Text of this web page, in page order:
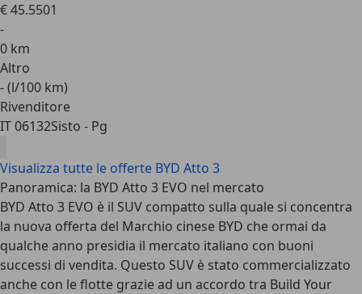
€ 45.5501
-
0 km
Altro
- (l/100 km)
Rivenditore
IT 06132Sisto - Pg
Visualizza tutte le offerte BYD Atto 3
Panoramica: la BYD Atto 3 EVO nel mercato
BYD Atto 3 EVO è il SUV compatto sulla quale si concentra
la nuova offerta del Marchio cinese BYD che ormai da
qualche anno presidia il mercato italiano con buoni
successi di vendita. Questo SUV è stato commercializzato
anche con le flotte grazie ad un accordo tra Build Your